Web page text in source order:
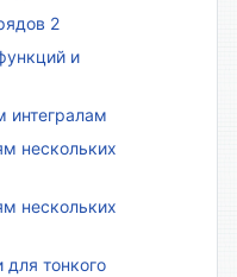
2
и
интегралам
нескольких
нескольких
для тонкого